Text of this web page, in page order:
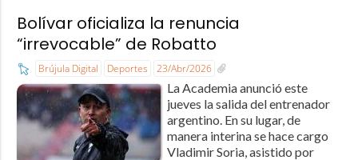
Bolívar oficializa la renuncia
“irrevocable” de Robatto
Brújula Digital Deportes 23/Abr/2026
La Academia anunció este
jueves la salida del entrenador
argentino. En su lugar, de
manera interina se hace cargo
Vladimir Soria, asistido por